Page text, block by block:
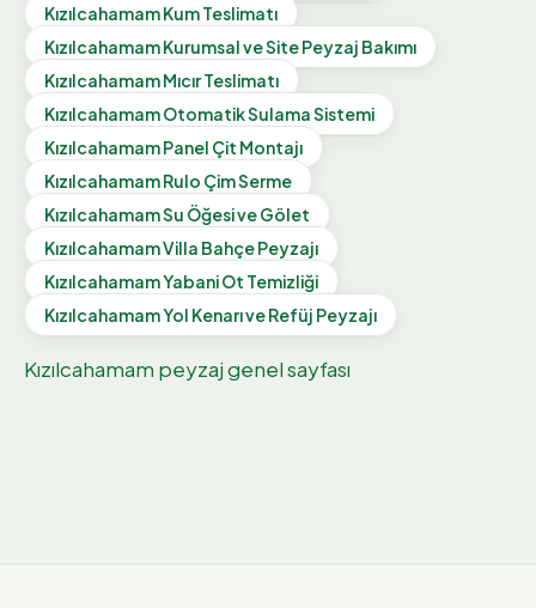
KızılcahamamKum Teslimatı
KızılcahamamKurumsal ve Site Peyzaj Bakımı
KızılcahamamMıcır Teslimatı
KızılcahamamOtomatik Sulama Sistemi
KızılcahamamPanel Çit Montajı
KızılcahamamRulo Çim Serme
KızılcahamamSu Öğesi ve Gölet
KızılcahamamVilla Bahçe Peyzajı
KızılcahamamYabani Ot Temizliği
KızılcahamamYol Kenarı ve Refüj Peyzajı
Kızılcahamam peyzaj genel sayfası